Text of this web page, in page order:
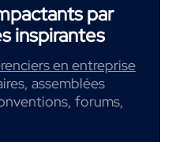
par
inspirantes
en entreprise
assemblées
forums,